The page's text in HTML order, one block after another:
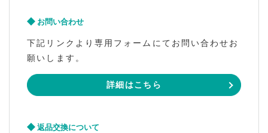
お問い合わせ
下記リンクより専用フォームにてお問い合わせお
願いします。
詳細はこちら
返品交換について